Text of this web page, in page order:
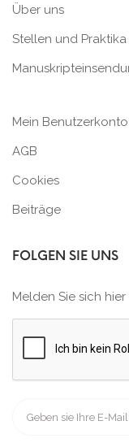
Über uns
Stellen und Praktika
Mein Benutzerkonto
AGB
Cookies
Beiträge
FOLGEN SIE UNS
Melden Sie sich